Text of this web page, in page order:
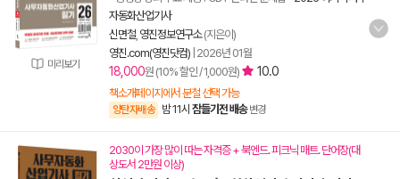
미리보기
자동화산업기사
신면철 영진정보연구소(지은이)
영진.com(영진닷컴) 2026년 01월
18,000원 (10% 할인 / 1,000원) 10.0
책소개페이지에서 분철 선택 가능
양탄자배송 밤 11시 잠들기전 배송 변경
2030이 가장 많이 따는 자격증 + 북엔드. 피크닉 매트. 단어장(대
상도서 2만원 이상)